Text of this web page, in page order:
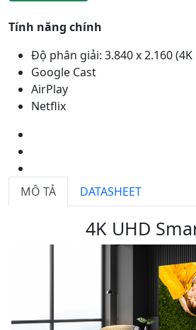
Tính năng chính
Độ phân giải: 3.840 x 2.160 (4K
Google Cast
AirPlay
Netflix
MÔ TẢ DATASHEET
4K UHD